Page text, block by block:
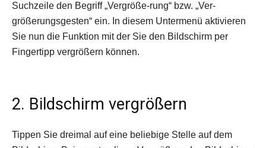
Suchzeile den Begriff „Vergrö­ße-rung“ bzw. „Ver­
größerungsgesten“ ein. In diesem Unter­menü aktivieren
Sie nun die Funktion mit der Sie den Bild­schirm per
Fingertipp vergrößern können.
2. Bildschirm vergrößern
Tippen Sie dreimal auf eine beliebige Stelle auf dem